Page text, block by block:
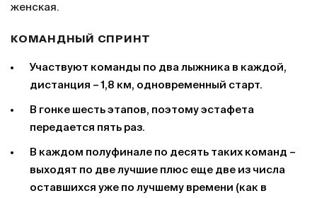
женская.
КОМАНДНЫЙ СПРИНТ
Участвуют команды по два лыжника в каждой,
дистанция – 1,8 км, одновременный старт.
В гонке шесть этапов, поэтому эстафета
передается пять раз.
В каждом полуфинале по десять таких команд –
выходят по две лучшие плюс еще две из числа
оставшихся уже по лучшему времени (как в